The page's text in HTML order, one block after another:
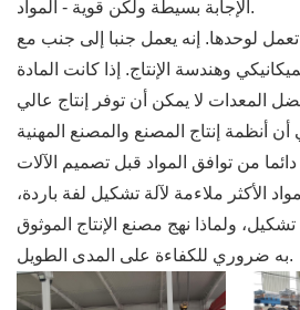
الإجابة بسيطة ولكن قوية - المواد.
تعمل لوحدها. إنه يعمل جنبا إلى جنب مع
وهندسة الإنتاج. إذا كانت المادة
المعدات لا يمكن أن توفر إنتاج عالي
أنظمة إنتاج المصنع والمصنع المهنية
الأكثر ملاءمة لآلة تشكيل لفة باردة،
ولماذا نهج مصنع الإنتاج الموثوق
به ضروري للكفاءة على المدى الطويل.